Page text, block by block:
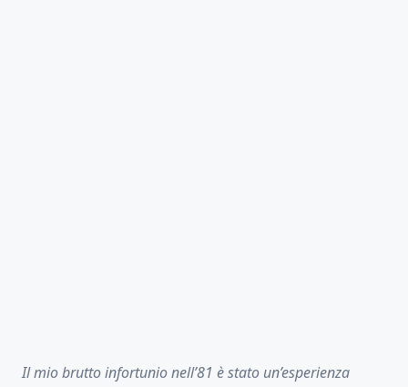
Il mio brutto infortunio nell’81 è stato un’esperienza